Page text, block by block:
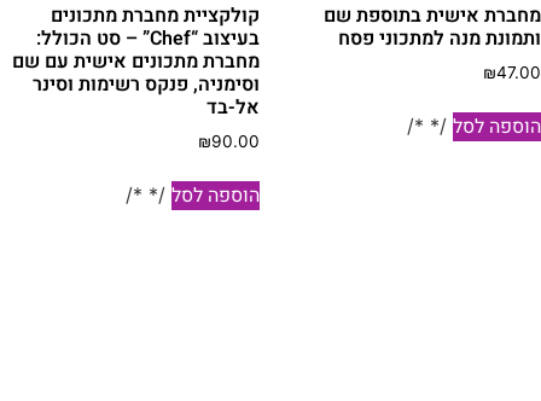
אישית בתוספת שם
מנה למתכוני פסח
₪
לסל /* */
קולקציית מחברת מתכונים
בעיצוב “Chef” – סט הכולל:
מחברת מתכונים אישית עם שם
וסימניה, פנקס רשימות וסינר
אל-בד
₪90.00
הוספה לסל /* */